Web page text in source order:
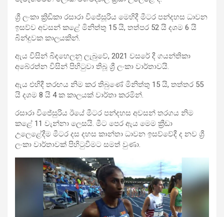
ශ්‍රී ලංකා ක්‍රිඩිකා රසාරා විජේසූරිය මෙහිදී මීටර පන්දහස ධාවන
ඉසව්ව අවසන් කළේ මිනිත්තු 15 යි, තත්පර 52 යි දශම 6 යි
බින්දුවක කාලයකින්.
ඇය විසින් බිඳහෙලනු ලැබුවේ, 2021 වසරේ දී ගයන්තිකා
අබේරත්න විසින් පිහිටුවා තිබූ ශ්‍රී ලංකා වාර්තාවයි.
ඇය එහිදී තරඟය නිම කර තිබුණේ මිනිත්තු 15 යි, තත්තර 55
යි දශම 8 යි 4 ක කාලයක් වාර්තා කරමින්.
රසාරා විජේසුරිය ඊයේ මීටර පන්දහස අවසන් තරගය නිම
කළේ 11 වැන්නා ලෙසයි. මීට පෙර ඇය මෙම ක්‍රීඩා
උලෙළේදීම මීටර දස දහස කාන්තා ධාවන ඉසව්වේදී ද නව ශ්‍රී
ලංකා වාර්තාවක් පිහිටුවීමට සමත් වුණා.